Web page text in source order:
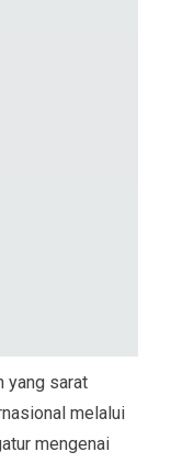
yang sarat
melalui
mengenai